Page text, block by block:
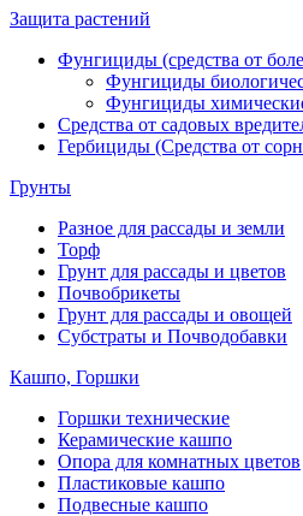
Защита растений
Фунгициды (средства от
Фунгициды
Фунгициды
Средства от садовых
Гербициды (Средства от
Грунты
Разное для рассады и земли
Торф
Грунт для рассады и цветов
Почвобрикеты
Грунт для рассады и овощей
Субстраты и Почводобавки
Кашпо, Горшки
Горшки технические
Керамические кашпо
Опора для комнатных цветов
Пластиковые кашпо
Подвесные кашпо